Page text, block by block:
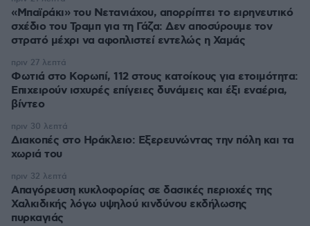
«Μπαϊράκι» του Νετανιάχου, απορρίπτει το ειρηνευτικό
σχέδιο του Τραμπ για τη Γάζα: Δεν αποσύρουμε τον
στρατό μέχρι να αφοπλιστεί εντελώς η Χαμάς
Φωτιά στο Κορωπί, 112 στους κατοίκους για ετοιμότητα:
Επιχειρούν ισχυρές επίγειες δυνάμεις και έξι εναέρια,
βίντεο
πριν 27 λεπτά
Διακοπές στο Ηράκλειο: Εξερευνώντας την πόλη και τα
χωριά του
πριν 30 λεπτά
Απαγόρευση κυκλοφορίας σε δασικές περιοχές της
Χαλκιδικής λόγω υψηλού κινδύνου εκδήλωσης
πυρκαγιάς
πριν 32 λεπτά